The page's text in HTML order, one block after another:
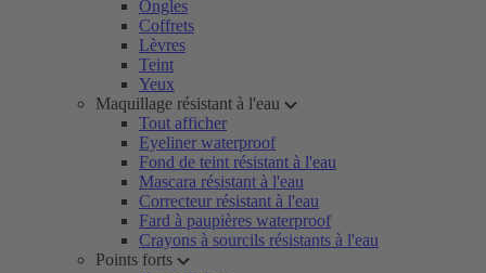
Ongles
Coffrets
Lèvres
Teint
Yeux
Maquillage résistant à l'eau
Tout afficher
Eyeliner waterproof
Fond de teint résistant à l'eau
Mascara résistant à l'eau
Correcteur résistant à l'eau
Fard à paupières waterproof
Crayons à sourcils résistants à l'eau
Points forts